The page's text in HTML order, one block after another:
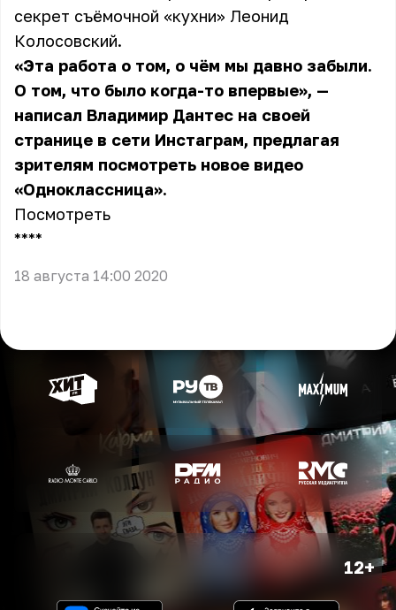
секрет съёмочной «кухни» Леонид
Колосовский.
«Эта работа о том, о чём мы давно забыли.
О том, что было когда-то впервые», —
написал Владимир Дантес на своей
странице в сети Инстаграм, предлагая
зрителям посмотреть новое видео
«Одноклассница».
Посмотреть
** **
18 августа 14:00 2020
12+